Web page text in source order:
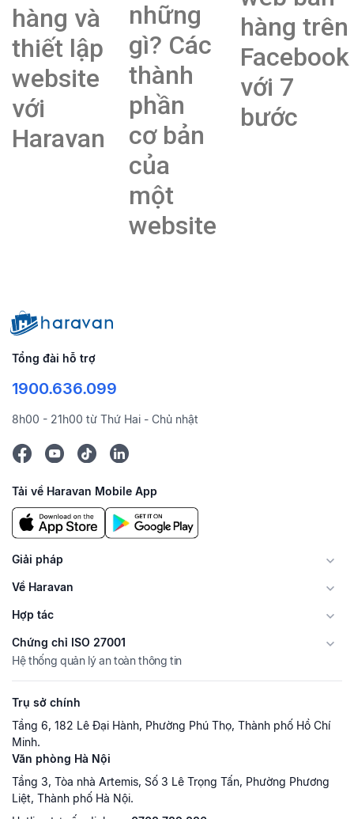
hàng và
thiết lập
website
với
Haravan
những
gì? Các
thành
phần
cơ bản
của
một
website
hàng trên
Facebook
với 7
bước
Tổng đài hỗ trợ
1900.636.099
8h00 - 21h00 từ Thứ Hai - Chủ nhật
Tải về Haravan Mobile App
Giải pháp
Về Haravan
Hợp tác
Chứng chỉ ISO 27001
Hệ thống quản lý an toàn thông tin
Trụ sở chính
Tầng 6, 182 Lê Đại Hành, Phường Phú Thọ, Thành phố Hồ Chí
Minh.
Văn phòng Hà Nội
Tầng 3, Tòa nhà Artemis, Số 3 Lê Trọng Tấn, Phường Phương
Liệt, Thành phố Hà Nội.